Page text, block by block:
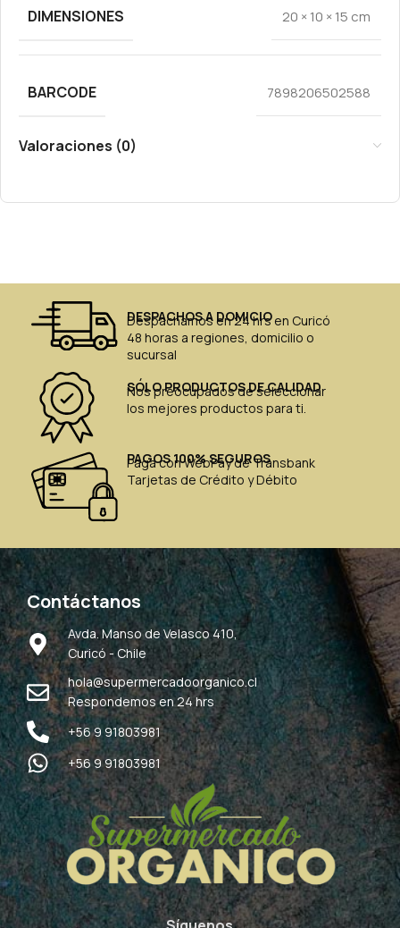
DIMENSIONES 20 × 10 × 15 cm
BARCODE 7898206502588
Valoraciones (0)
DESPACHOS A DOMICIO
Despachamos en 24 hrs en Curicó
48 horas a regiones, domicilio o
sucursal
SÓLO PRODUCTOS DE CALIDAD
Nos preocupados de seleccionar
los mejores productos para ti.
PAGOS 100% SEGUROS
Paga con WebPay de Transbank
Tarjetas de Crédito y Débito
Contáctanos
Avda. Manso de Velasco 410,
Curicó - Chile
hola@supermercadoorganico.cl
Respondemos en 24 hrs
+56 9 91803981
+56 9 91803981